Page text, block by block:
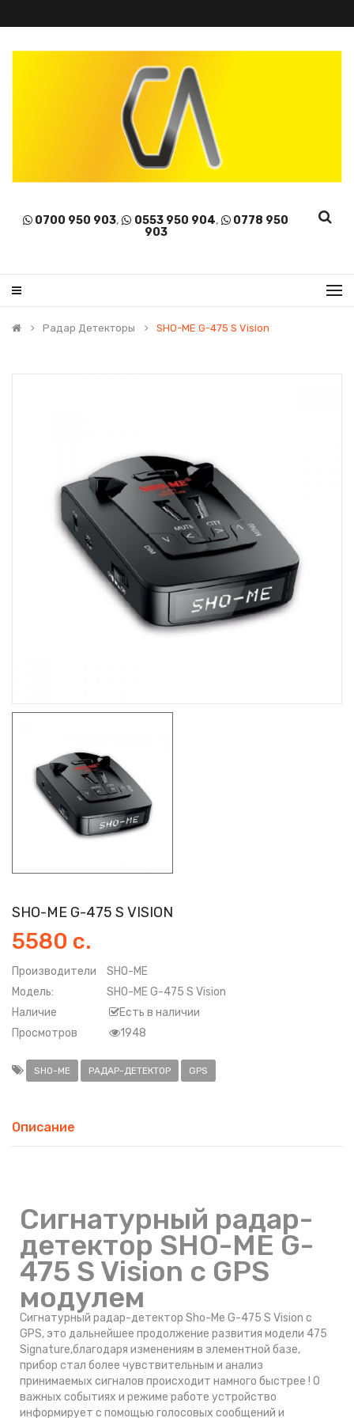
0700 950 903, 0553 950 904,
0778 950
903
Радар Детекторы SHO-ME G-475 S Vision
SHO-ME G-475 S VISION
5580 с.
Производители
SHO-ME
Модель:
SHO-ME G-475 S Vision
Наличие
Есть в наличии
Просмотров
1948
SHO-ME РАДАР-ДЕТЕКТОР GPS
Описание
Сигнатурный радар-
детектор SHO-ME G-
475 S Vision с GPS
модулем
Сигнатурный радар-детектор Sho-Me G-475 S Vision с
GPS, это дальнейшее продолжение развития модели 475
Signature,благодаря изменениям в элементной базе,
прибор стал более чувствительным и анализ
принимаемых сигналов происходит намного быстрее ! О
важных событиях и режиме работе устройство
информирует с помощью голосовых сообщений и